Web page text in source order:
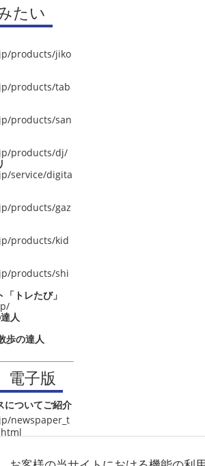
たい
products/jiko
products/tab
products/san
products/dj/
service/digita
products/gaz
products/kid
products/shi
トレたび」
人
歩の達人
電子版
についてご紹介
newspaper_t